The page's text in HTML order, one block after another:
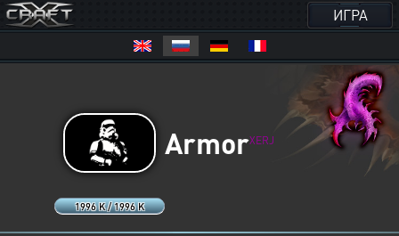
ИГРА
1996 K / 1996 K
ArmorXERJ